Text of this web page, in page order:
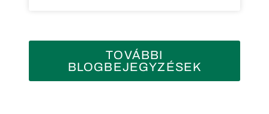
TOVÁBBI
BLOGBEJEGYZÉSEK